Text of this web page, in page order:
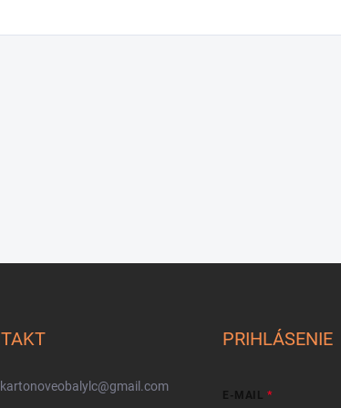
kartonoveobalylc@gmail.com
PRIHLÁSENIE
E-MAIL